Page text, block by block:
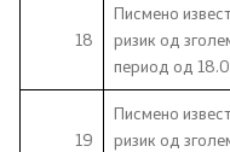
18
Писмено
ризик од
период од
19
Писмено
ризик од